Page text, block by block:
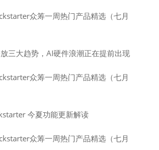
众筹一周热门产品精选（七月
三大趋势，AI硬件浪潮正在提前出现
众筹一周热门产品精选（七月
今夏功能更新解读
众筹一周热门产品精选（七月